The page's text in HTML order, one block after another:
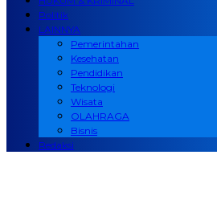
Politik
LAINNYA
Pemerintahan
Kesehatan
Pendidikan
Teknologi
Wisata
OLAHRAGA
Bisnis
Redaksi